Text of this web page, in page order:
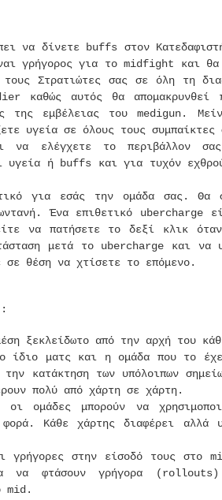
να δίνετε buffs στον
γρήγορος για το midfight και θα
Στρατιώτες σας σε όλη τη
καθώς αυτός θα απομακρυνθεί
της εμβέλειας του medigun.
υγεία σε όλους τους συμπαίκτες
να ελέγχετε το περιβάλλον
υγεία ή buffs και για τυχόν
για εσάς την ομάδα σας. Θα
Ένα επιθετικό ubercharge
να πατήσετε το δεξί κλικ
μετά το ubercharge και να
σε θέση να χτίσετε το επόμενο.
ξεκλείδωτο από την αρχή του
ίδιο ματς και η ομάδα που το
κατάκτηση των υπόλοιπων
πολύ από χάρτη σε χάρτη.
ομάδες μπορούν να
Κάθε χάρτης διαφέρει αλλά
στην είσοδό τους στο
να φτάσουν γρήγορα
mid.